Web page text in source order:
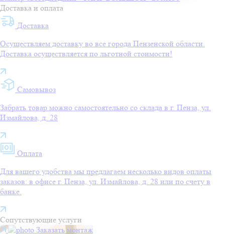
Доставка и оплата
Доставка
Осуществляем доставку во все города Пензенской области.
Доставка осуществляется по льготной стоимости!
Самовывоз
Забрать товар можно самостоятельно со склада в г. Пенза, ул.
Измайлова, д. 28
Оплата
Для вашего удобства мы предлагаем несколько видов оплаты
заказов: в офисе г. Пенза, ул. Измайлова, д. 28 или по счету в
банке.
Сопутствующие услуги
Заказать монтаж